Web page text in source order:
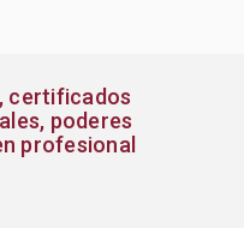
certificados
poderes
profesional